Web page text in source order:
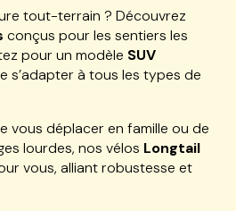
tout-terrain ? Découvrez
conçus pour les sentiers les
pour un modèle SUV
s’adapter à tous les types de
vous déplacer en famille ou de
lourdes, nos vélos Longtail
vous, alliant robustesse et